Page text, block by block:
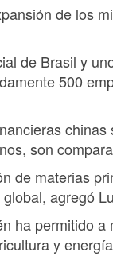
de los
de Brasil y
500
chinas
son
de materias
agregó
ha permitido a
y